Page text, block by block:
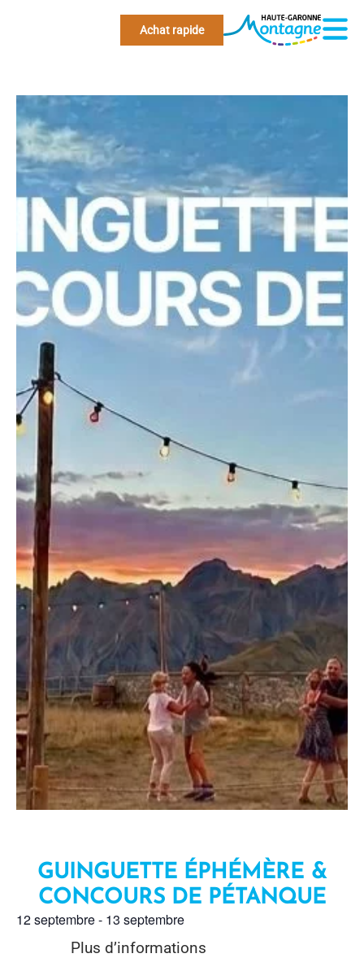
Achat rapide
GUINGUETTE ÉPHÉMÈRE &
CONCOURS DE PÉTANQUE
12 septembre- 13 septembre
Plus d’informations